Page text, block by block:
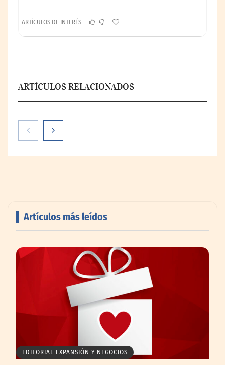
ARTÍCULOS DE INTERÉS
ARTÍCULOS RELACIONADOS
un abogado laboralista
Artículos más leídos
EDITORIAL EXPANSIÓN Y NEGOCIOS